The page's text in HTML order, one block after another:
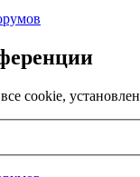
cookie,